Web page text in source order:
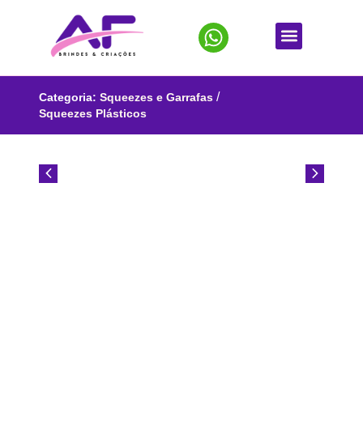
Categoria: Squeezes e Garrafas /
Squeezes Plásticos